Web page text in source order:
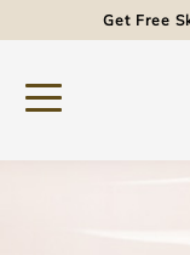
Get Free